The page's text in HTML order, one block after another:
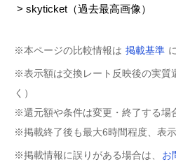
> skyticket（過去最高画像）
※本ページの比較情報は 掲載基準
※表示額は交換レート反映後の実質
く）
※還元額や条件は変更・終了する場
※掲載終了後も最大6時間程度、表
※掲載情報に誤りがある場合は、 お